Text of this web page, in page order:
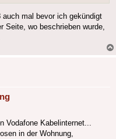
mal bevor ich gekündigt
Seite, wo beschrieben wurde,
Vodafone Kabelinternet...
in der Wohnung,